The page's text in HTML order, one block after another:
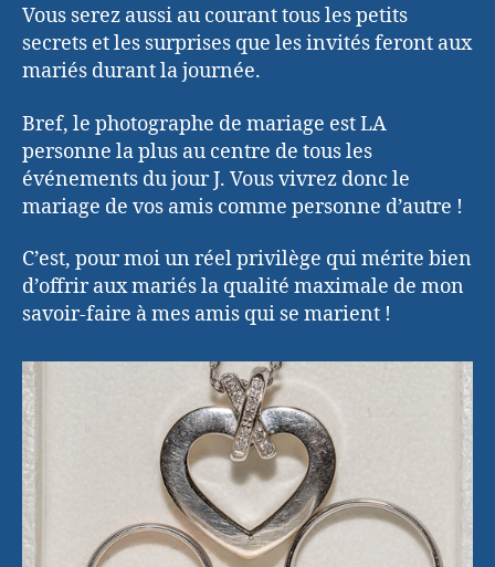
Vous serez aussi au courant tous les petits
secrets et les surprises que les invités feront aux
mariés durant la journée.
Bref, le photographe de mariage est LA
personne la plus au centre de tous les
événements du jour J. Vous vivrez donc le
mariage de vos amis comme personne d’autre !
C’est, pour moi un réel privilège qui mérite bien
d’offrir aux mariés la qualité maximale de mon
savoir-faire à mes amis qui se marient !